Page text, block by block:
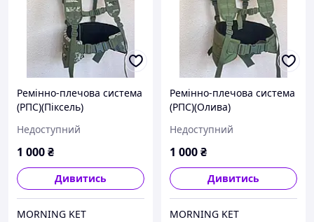
Ремінно-плечова система
(РПС)(Піксель)
Недоступний
1 000₴
Дивитись
MORNING KET
Ремінно-плечова система
(РПС)(Олива)
Недоступний
1 000₴
Дивитись
MORNING KET